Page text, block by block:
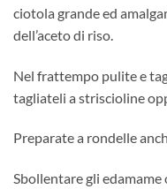
ciotola grande ed
dell’aceto di riso.
Nel frattempo pulite e
tagliateli a striscioline
Preparate a rondelle
Sbollentare gli edamame